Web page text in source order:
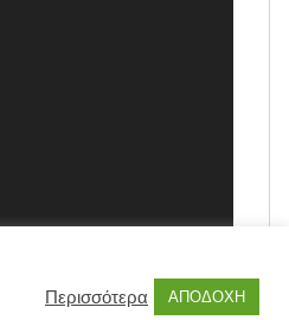
Περισσότερα ΑΠΟΔΟΧΗ